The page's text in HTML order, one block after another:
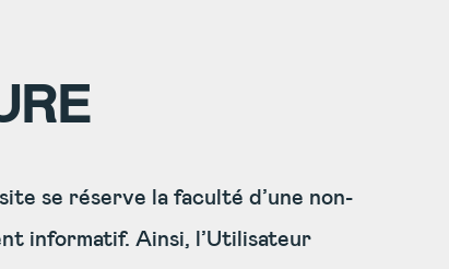
se réserve la faculté d’une non-
informatif. Ainsi, l’Utilisateur